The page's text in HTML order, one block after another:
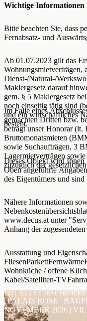
Wichtige Informationen
Bitte beachten Sie, dass
Fernabsatz- und
Ab 01.07.2023 gilt das
Wohnungsmietverträgen,
Dienst-/Natural-/
Maklergesetz darauf
gem. § 5 Maklergesetz
noch einseitig tätig sind
und ein wirtschaftliches
besteht.
Im Falle eines
gemachten Dritten bzw.
beträgt unser Honorar
Bruttomonatsmieten
sowie Suchaufträgen, 3
Lagermietverträgen
zuzüglich der
Dieses Objekt wird Ihnen
Oben angeführte
des Eigentümers und sind
Nähere Informationen
www.decus.at unter
Anhang der
Ausstattung und
FliesenParkettFernwärme
Wohnküche / offene
Kabel/Satelliten-TV
TEIL DES
| PALAIS ROSE |
NOVEMBER 2026 |